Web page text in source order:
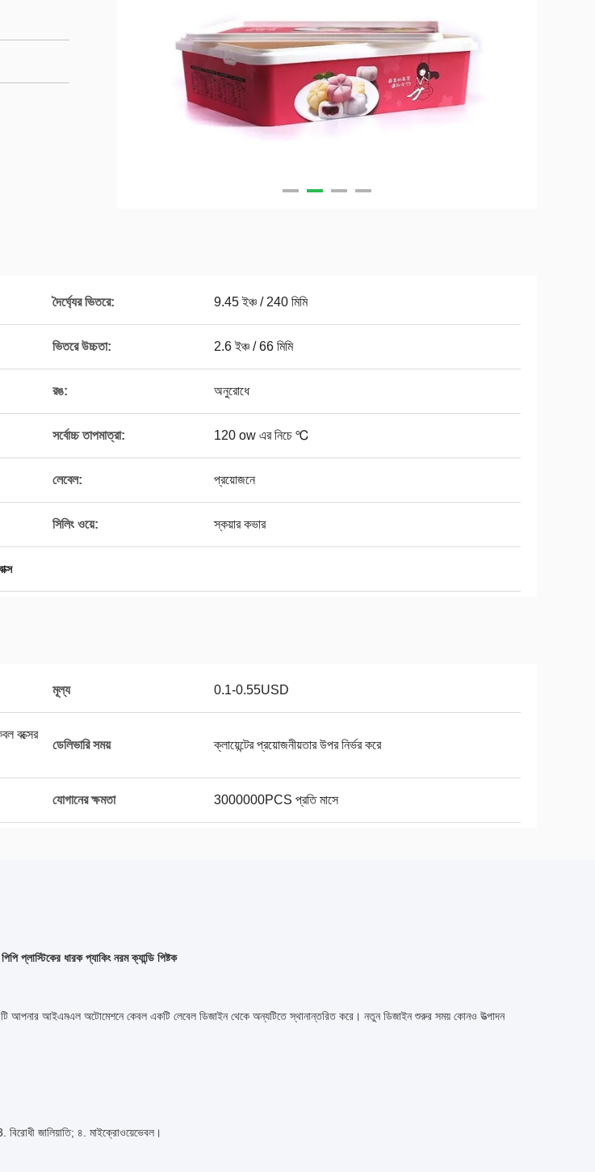
দৈর্ঘ্যের ভিতরে: 9.45 ইঞ্চ / 240 মিমি
ভিতরে উচ্চতা: 2.6 ইঞ্চ / 66 মিমি
রঙ: অনুরোধে
সর্বোচ্চ তাপমাত্রা: 120 ow এর নিচে ℃
লেবেল: প্রয়োজনে
সিলিং ওয়ে: স্কয়ার কভার
মূল্য 0.1-0.55USD
বক্সের
ডেলিভারি সময় ক্লায়েন্টের প্রয়োজনীয়তার উপর নির্ভর করে
যোগানের ক্ষমতা 3000000PCS প্রতি মাসে
প্লাস্টিকের ধারক প্যাকিং নরম ক্যান্ডি পিষ্টক
আপনার আইএমএল অটোমেশনে কেবল একটি লেবেল ডিজাইন থেকে অন্যটিতে স্থানান্তরিত করে। নতুন ডিজাইন শুরুর সময় কোনও উত্পাদন
বিরোধী জালিয়াতি; ৪. মাইক্রোওয়েভেবল।